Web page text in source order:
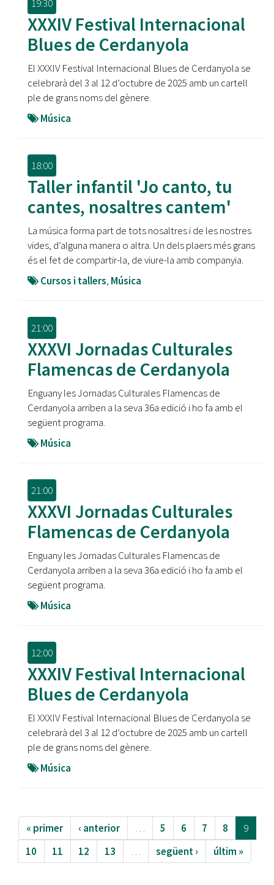
19:30
XXXIV Festival Internacional
Blues de Cerdanyola
El XXXIV Festival Internacional Blues de Cerdanyola se
celebrarà del 3 al 12 d’octubre de 2025 amb un cartell
ple de grans noms del gènere.
Música
18:00
Taller infantil 'Jo canto, tu
cantes, nosaltres cantem'
La música forma part de tots nosaltres i de les nostres
vides, d’alguna manera o altra. Un dels plaers més grans
és el fet de compartir-la, de viure-la amb companyia.
Cursos i tallers, Música
21:00
XXXVI Jornadas Culturales
Flamencas de Cerdanyola
Enguany les Jornadas Culturales Flamencas de
Cerdanyola arriben a la seva 36a edició i ho fa amb el
següent programa.
Música
21:00
XXXVI Jornadas Culturales
Flamencas de Cerdanyola
Enguany les Jornadas Culturales Flamencas de
Cerdanyola arriben a la seva 36a edició i ho fa amb el
següent programa.
Música
12:00
XXXIV Festival Internacional
Blues de Cerdanyola
El XXXIV Festival Internacional Blues de Cerdanyola se
celebrarà del 3 al 12 d’octubre de 2025 amb un cartell
ple de grans noms del gènere.
Música
« primer ‹ anterior … 5 6 7 8
9
10
11 12 13 … següent › últim »